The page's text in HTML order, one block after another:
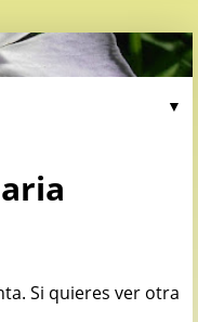
▼
Si quieres ver otra